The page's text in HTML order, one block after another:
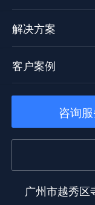
解决方案
客户案例
咨询
广州市越秀区